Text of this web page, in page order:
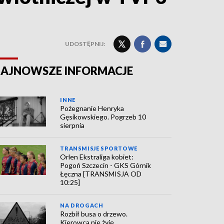
UDOSTĘPNIJ:
INFORMACJE
INNE
Pożegnanie Henryka
Gęsikowskiego. Pogrzeb 10
sierpnia
TRANSMISJE SPORTOWE
Orlen Ekstraliga kobiet:
Pogoń Szczecin - GKS Górnik
Łęczna [TRANSMISJA OD
10:25]
NA DROGACH
Rozbił busa o drzewo.
Kierowca nie żyje